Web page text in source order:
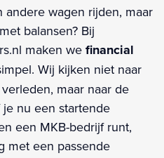
wagen rijden, maar
balansen? Bij
maken wefinancial
Wij kijken niet naar
maar naar de
nu een startende
een MKB-bedrijf runt,
met een passende